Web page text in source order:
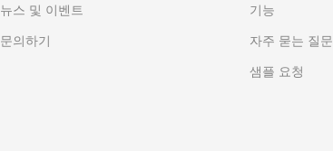
뉴스 및 이벤트
문의하기
기능
자주 묻는 질문
샘플 요청